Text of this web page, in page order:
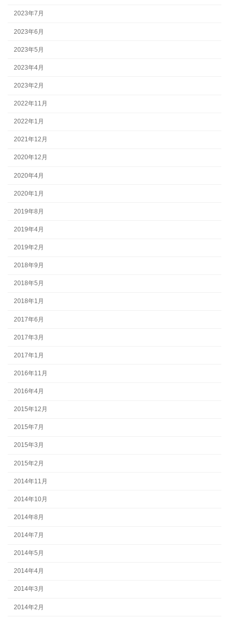
2023年7月
2023年6月
2023年5月
2023年4月
2023年2月
2022年11月
2022年1月
2021年12月
2020年12月
2020年4月
2020年1月
2019年8月
2019年4月
2019年2月
2018年9月
2018年5月
2018年1月
2017年6月
2017年3月
2017年1月
2016年11月
2016年4月
2015年12月
2015年7月
2015年3月
2015年2月
2014年11月
2014年10月
2014年8月
2014年7月
2014年5月
2014年4月
2014年3月
2014年2月